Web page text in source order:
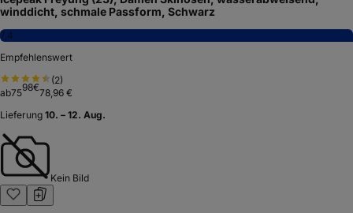
winddicht, schmale Passform, Schwarz
7,4
Empfehlenswert
(2)
ab7598€78,96 €
Lieferung 10. – 12. Aug.
Kein Bild